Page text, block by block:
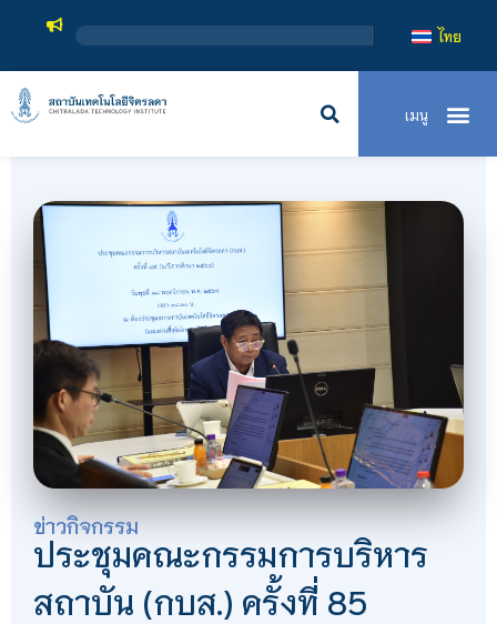
สถาบันเทคโ
ไทย
ข่าวกิจกรรม
ประชุมคณะกรรมการบริหาร
สถาบัน (กบส.) ครั้งที่ 85